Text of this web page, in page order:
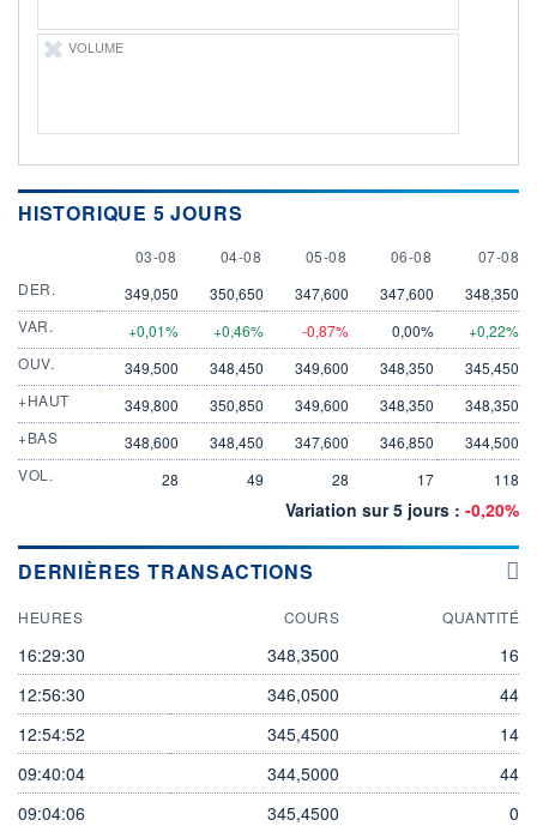
VOLUME
HISTORIQUE 5 JOURS
3 AUGUST
03-08 4 AUGUST
04-08 5 AUGUST
05-08 6 AUGUST
06-08 7
07-08
DER.
349,050 350,650 347,600 347,600
348,350
VAR.
+0,01% +0,46% -0,87% 0,00%
+0,22%
OUV.
349,500 348,450 349,600 348,350
345,450
+HAUT
349,800 350,850 349,600 348,350
348,350
+BAS
348,600 348,450 347,600 346,850
344,500
VOL.
28 49 28 17 118
Variation sur 5 jours : -0,20%
DERNIÈRES TRANSACTIONS
HEURES COURS QUANTITÉ
16:29:30 348,3500
16
12:56:30
346,0500
44
12:54:52
345,4500
14
09:40:04
344,5000
44
09:04:06
345,4500 0